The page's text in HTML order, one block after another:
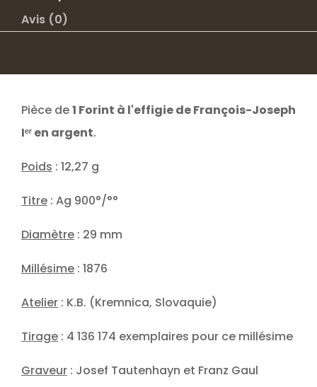
Avis (0)
Pièce de1 Forint à l'effigie de François-Joseph
Iᵉʳ en argent.
Poids : 12,27 g
Titre : Ag 900°/°°
Diamètre : 29 mm
Millésime : 1876
Atelier : K.B. (Kremnica, Slovaquie)
Tirage : 4 136 174 exemplaires pour ce millésime
Graveur : Josef Tautenhayn et Franz Gaul